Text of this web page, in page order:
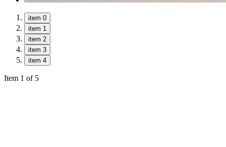
item 0
item 1
item 2
item 3
item 4
Item 1 of 5